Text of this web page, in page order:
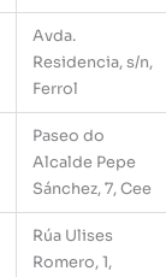
Avda.
Residencia, s/n,
Ferrol
Paseo do
Alcalde Pepe
Sánchez, 7, Cee
Rúa Ulises
Romero, 1,